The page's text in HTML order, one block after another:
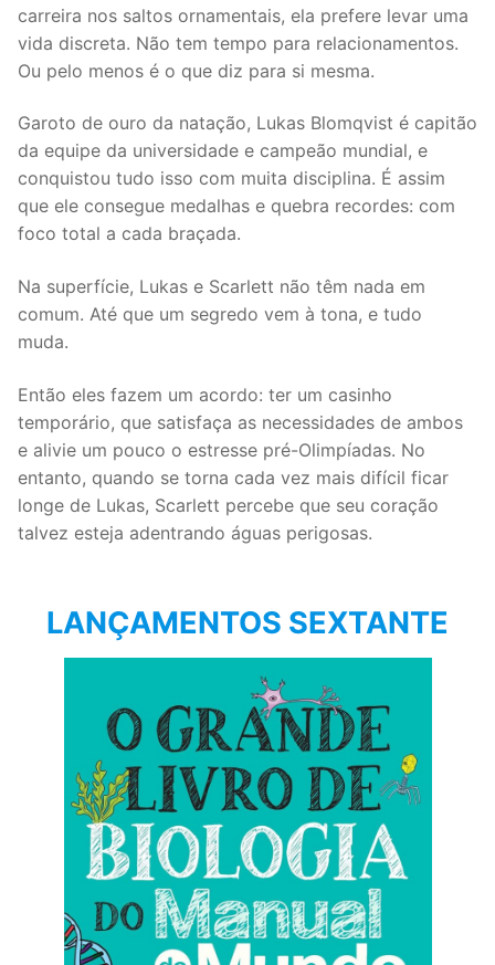
carreira nos saltos ornamentais, ela prefere levar uma
vida discreta. Não tem tempo para relacionamentos.
Ou pelo menos é o que diz para si mesma.
Garoto de ouro da natação, Lukas Blomqvist é capitão
da equipe da universidade e campeão mundial, e
conquistou tudo isso com muita disciplina. É assim
que ele consegue medalhas e quebra recordes: com
foco total a cada braçada.
Na superfície, Lukas e Scarlett não têm nada em
comum. Até que um segredo vem à tona, e tudo
muda.
Então eles fazem um acordo: ter um casinho
temporário, que satisfaça as necessidades de ambos
e alivie um pouco o estresse pré-Olimpíadas. No
entanto, quando se torna cada vez mais difícil ficar
longe de Lukas, Scarlett percebe que seu coração
talvez esteja adentrando águas perigosas.
LANÇAMENTOS SEXTANTE